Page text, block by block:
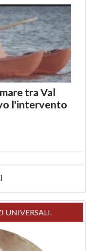
tra Val
l'intervento
UNIVERSALI.